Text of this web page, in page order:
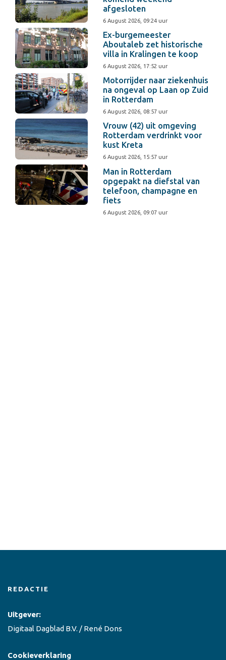
afgesloten
6 August 2026, 09:24 uur
Ex-burgemeester
Aboutaleb zet historische
villa in Kralingen te koop
6 August 2026, 17:52 uur
Motorrijder naar ziekenhuis
na ongeval op Laan op Zuid
in Rotterdam
6 August 2026, 08:57 uur
Vrouw (42) uit omgeving
Rotterdam verdrinkt voor
kust Kreta
6 August 2026, 15:57 uur
Man in Rotterdam
opgepakt na diefstal van
telefoon, champagne en
fiets
6 August 2026, 09:07 uur
REDACTIE
Uitgever:
Digitaal Dagblad B.V. / René Dons
Cookieverklaring